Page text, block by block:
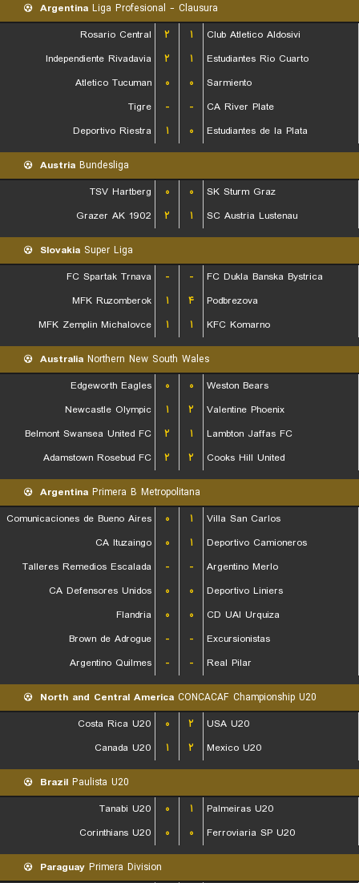
Argentina Liga Profesional - Clausura
Rosario Central
۲ ۱
Club Atletico Aldosivi
Independiente Rivadavia
۲ ۱
Estudiantes Rio Cuarto
Atletico Tucuman
۰ ۰
Sarmiento
Tigre
- -
CA River Plate
Deportivo Riestra
۱ ۰ Estudiantes de la Plata
Austria Bundesliga
TSV Hartberg
۰ ۰
SK Sturm Graz
Grazer AK 1902
۲ ۱ SC Austria Lustenau
Slovakia Super Liga
FC Spartak Trnava
- -
FC Dukla Banska Bystrica
MFK Ruzomberok
۱ ۴
Podbrezova
MFK Zemplin Michalovce
۱ ۱ KFC Komarno
Australia Northern New South Wales
Edgeworth Eagles
۰ ۰
Weston Bears
Newcastle Olympic
۱ ۲
Valentine Phoenix
Belmont Swansea United FC
۲ ۱
Lambton Jaffas FC
Adamstown Rosebud FC
۲ ۲ Cooks Hill United
Argentina Primera B Metropolitana
Comunicaciones de Bueno Aires
۰ ۱
Villa San Carlos
CA Ituzaingo
۰ ۱
Deportivo Camioneros
Talleres Remedios Escalada
- -
Argentino Merlo
CA Defensores Unidos
۰ ۰
Deportivo Liniers
Flandria
۰ ۰
CD UAI Urquiza
Brown de Adrogue
- -
Excursionistas
Argentino Quilmes
- - Real Pilar
North and Central America CONCACAF Championship U20
Costa Rica U20
۰ ۲
USA U20
Canada U20
۱ ۲ Mexico U20
Brazil Paulista U20
Tanabi U20
۰ ۱
Palmeiras U20
Corinthians U20
۰ ۰ Ferroviaria SP U20
Paraguay Primera Division